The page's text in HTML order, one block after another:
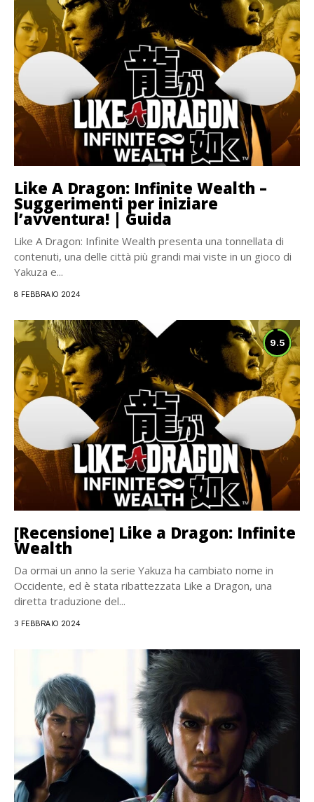
Like A Dragon: Infinite Wealth –
Suggerimenti per iniziare
l’avventura! | Guida
Like A Dragon: Infinite Wealth presenta una tonnellata di
contenuti, una delle città più grandi mai viste in un gioco di
Yakuza e...
8 FEBBRAIO 2024
9.5
[Recensione] Like a Dragon: Infinite
Wealth
Da ormai un anno la serie Yakuza ha cambiato nome in
Occidente, ed è stata ribattezzata Like a Dragon, una
diretta traduzione del...
3 FEBBRAIO 2024